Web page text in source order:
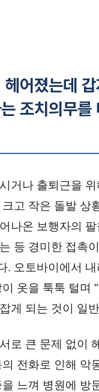
어졌는데
조치의무
거나 출퇴근을
고 작은 돌발 상
나온 보행자의
등 경미한 접촉
. 오토바이에서
옷을 툭툭 털며
게 되는 것이 일
로 큰 문제 없이
전화로 인해 악
느껴 병원에 방